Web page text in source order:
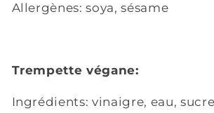
Allergènes: soya, sésame
Trempette végane:
Ingrédients:vinaigre, eau,